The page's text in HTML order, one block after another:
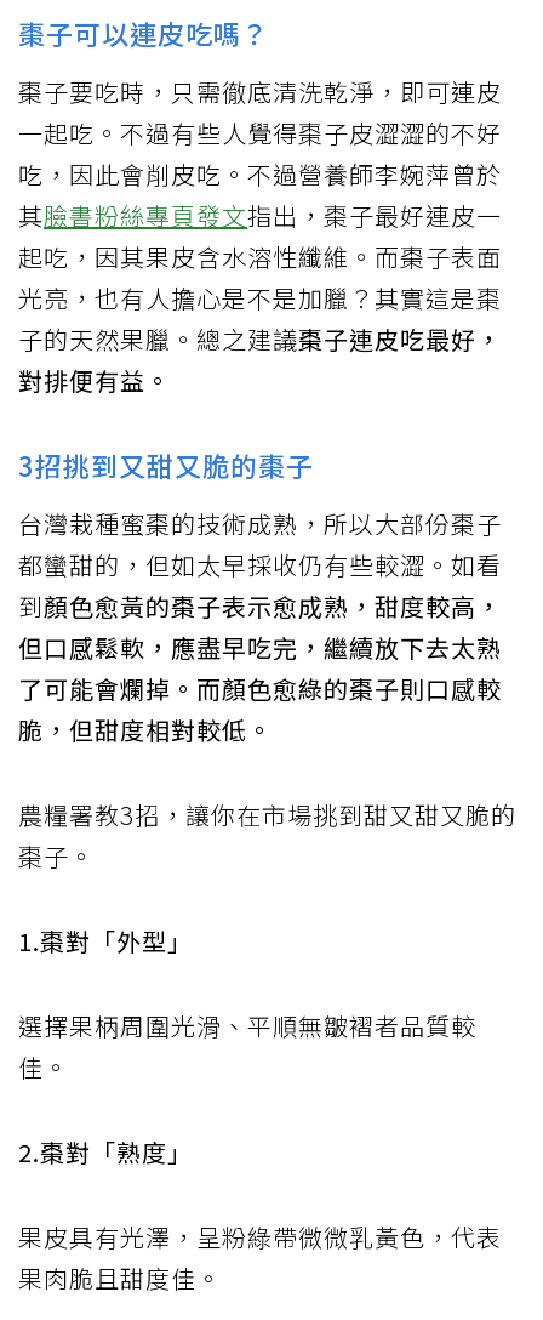
棗子可以連皮吃嗎？
棗子要吃時，只需徹底清洗乾淨，即可連皮
一起吃。不過有些人覺得棗子皮澀澀的不好
吃，因此會削皮吃。不過營養師李婉萍曾於
其臉書粉絲專頁發文指出，棗子最好連皮一
起吃，因其果皮含水溶性纖維。而棗子表面
光亮，也有人擔心是不是加臘？其實這是棗
子的天然果臘。總之建議棗子連皮吃最好，
對排便有益。
3招挑到又甜又脆的棗子
台灣栽種蜜棗的技術成熟，所以大部份棗子
都蠻甜的，但如太早採收仍有些較澀。如看
到顏色愈黃的棗子表示愈成熟，甜度較高，
但口感鬆軟，應盡早吃完，繼續放下去太熟
了可能會爛掉。而顏色愈綠的棗子則口感較
脆，但甜度相對較低。
農糧署教3招，讓你在市場挑到甜又甜又脆的
棗子。
1.棗對「外型」
選擇果柄周圍光滑、平順無皺褶者品質較
佳。
2.棗對「熟度」
果皮具有光澤，呈粉綠帶微微乳黃色，代表
果肉脆且甜度佳。